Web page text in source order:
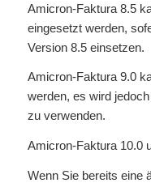
Amicron-Faktura 8.5
eingesetzt werden,
Version 8.5 einsetzen.
Amicron-Faktura 9.0
werden, es wird
zu verwenden.
Amicron-Faktura 10.0
Wenn Sie bereits eine